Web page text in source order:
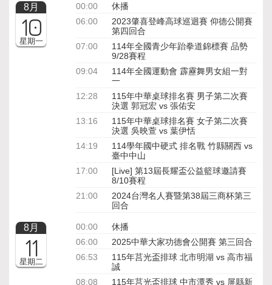
8月
10
星期一
00:00
休播
06:00
2023肇喜登峰高球巡迴賽 仰德公開賽
第四回合
07:00
114年全國青少年跆拳道錦標賽 品勢
9/28賽程
09:04
114年全國運動會 霹靂舞男女組一對
一
12:28
115年中華桌球排名賽 男子第二次賽
決選 郭冠宏 vs 張佑安
13:16
115年中華桌球排名賽 女子第二次賽
決選 吳映萱 vs 葉伊恬
14:19
114學年國中硬式 排名戰 竹縣關西 vs
臺中中山
17:00
[Live] 第13屆長耀盃公益籃球邀請賽
8/10賽程
21:00
2024台灣名人賽暨第38屆三商杯第三
回合
8月
11
星期二
00:00
休播
06:00
2025中華大家功德會公開賽 第三回合
06:53
115年莒光盃排球 北市明湖 vs 高市福
誠
08:08
115年莒光盃排球 中市潭秀 vs 屏縣新